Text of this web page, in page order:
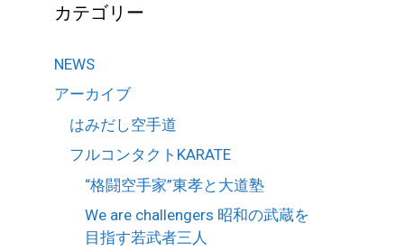
カテゴリー
NEWS
アーカイブ
はみだし空手道
フルコンタクトKARATE
“格闘空手家”東孝と大道塾
We are challengers 昭和の武蔵を
目指す若武者三人